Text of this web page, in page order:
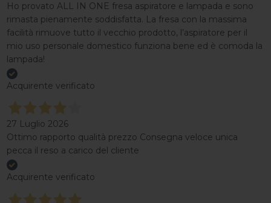
Ho provato ALL IN ONE fresa aspiratore e lampada e sono
rimasta pienamente soddisfatta. La fresa con la massima
facilità rimuove tutto il vecchio prodotto, l’aspiratore per il
mio uso personale domestico funziona bene ed è comoda la
lampada!
Acquirente verificato
27 Luglio 2026
Ottimo rapporto qualità prezzo Consegna veloce unica
pecca il reso a carico del cliente
Acquirente verificato